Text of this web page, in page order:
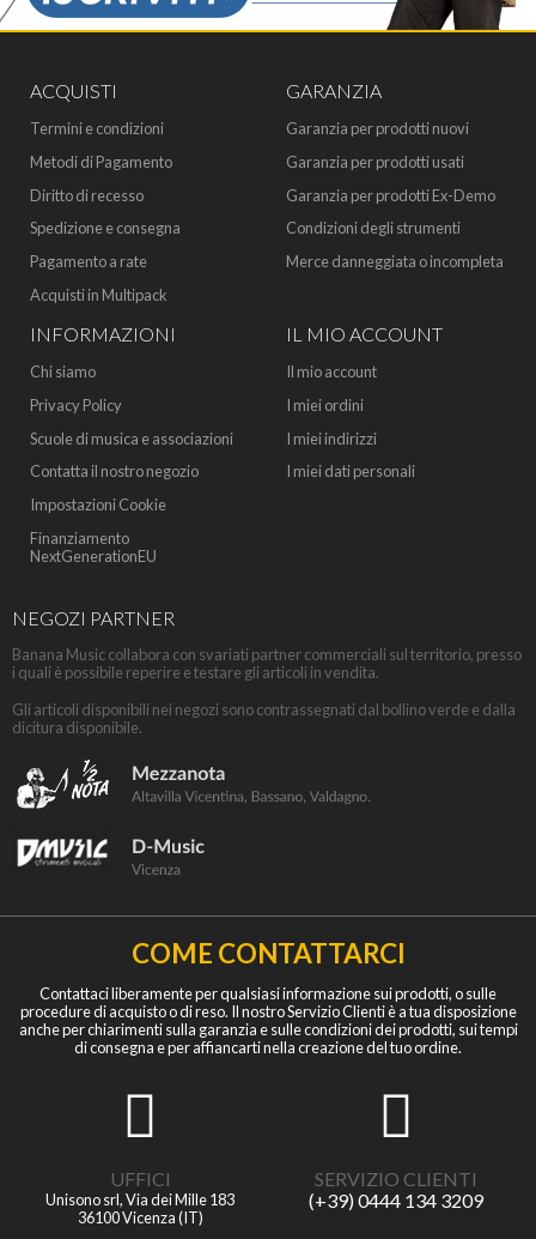
ACQUISTI
Termini e condizioni
Metodi di Pagamento
Diritto di recesso
Spedizione e consegna
Pagamento a rate
Acquisti in Multipack
GARANZIA
Garanzia per prodotti nuovi
Garanzia per prodotti usati
Garanzia per prodotti Ex-Demo
Condizioni degli strumenti
Merce danneggiata o incompleta
INFORMAZIONI
Chi siamo
Privacy Policy
Scuole di musica e associazioni
Contatta il nostro negozio
Impostazioni Cookie
Finanziamento
NextGenerationEU
IL MIO ACCOUNT
Il mio account
I miei ordini
I miei indirizzi
I miei dati personali
NEGOZI PARTNER
Banana Music collabora con svariati partner commerciali sul territorio, presso
i quali è possibile reperire e testare gli articoli in vendita.
Gli articoli disponibili nei negozi sono contrassegnati dal bollino verde e dalla
dicitura disponibile.
COME CONTATTARCI
Contattaci liberamente per qualsiasi informazione sui prodotti, o sulle
procedure di acquisto o di reso. Il nostro Servizio Clienti è a tua disposizione
anche per chiarimenti sulla garanzia e sulle condizioni dei prodotti, sui tempi
di consegna e per affiancarti nella creazione del tuo ordine.
UFFICI
Unisono srl, Via dei Mille 183
36100 Vicenza (IT)
SERVIZIO CLIENTI
(+39) 0444 134 3209